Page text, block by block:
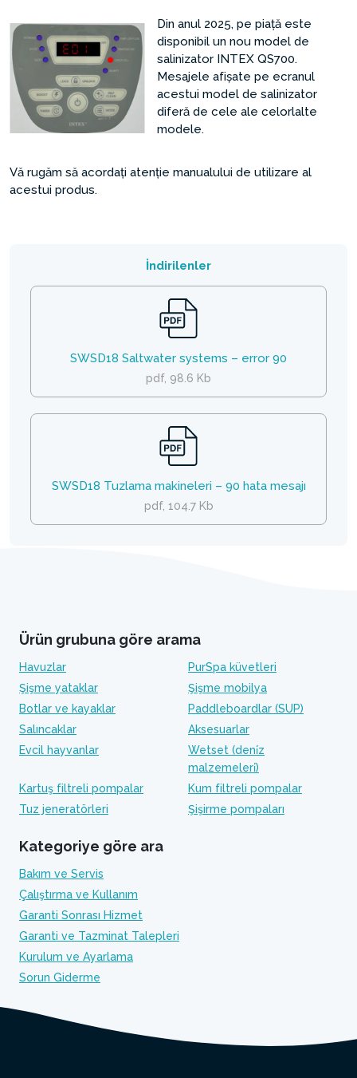
Din anul 2025, pe piață este
disponibil un nou model de
salinizator INTEX QS700.
Mesajele afișate pe ecranul
acestui model de salinizator
diferă de cele ale celorlalte
modele.
Vă rugăm să acordați atenție manualului de utilizare al
acestui produs.
İndirilenler
SWSD18 Saltwater systems – error 90
pdf, 98.6 Kb
SWSD18 Tuzlama makineleri – 90 hata mesajı
pdf, 104.7 Kb
Ürün grubuna göre arama
Havuzlar
PurSpa küvetleri
Şişme yataklar
Şişme mobilya
Botlar ve kayaklar
Paddleboardlar (SUP)
Salıncaklar
Aksesuarlar
Evcil hayvanlar
Wetset (deni̇z
malzemeleri̇)
Kartuş filtreli pompalar
Kum filtreli pompalar
Tuz jeneratörleri
Şişirme pompaları
Kategoriye göre ara
Bakım ve Servis
Çalıştırma ve Kullanım
Garanti Sonrası Hizmet
Garanti ve Tazminat Talepleri
Kurulum ve Ayarlama
Sorun Giderme